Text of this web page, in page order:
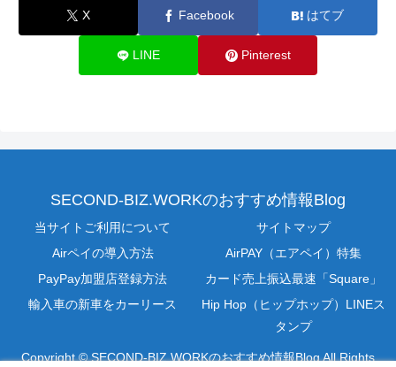
X Facebook はてブ
LINE Pinterest
SECOND-BIZ.WORKのおすすめ情報Blog
当サイトご利用について
サイトマップ
Airペイの導入方法
AirPAY（エアペイ）特集
PayPay加盟店登録方法
カード売上振込最速「Square」
輸入車の新車をカーリース
Hip Hop（ヒップホップ）LINEス
タンプ
Copyright © SECOND-BIZ.WORKのおすすめ情報Blog All Rights